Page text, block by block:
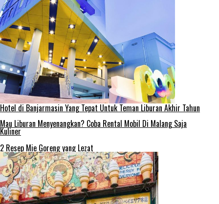
Hotel di Banjarmasin Yang Tepat Untuk Teman Liburan Akhir Tahun
Mau Liburan Menyenangkan? Coba Rental Mobil Di Malang Saja
Kuliner
2 Resep Mie Goreng yang Lezat